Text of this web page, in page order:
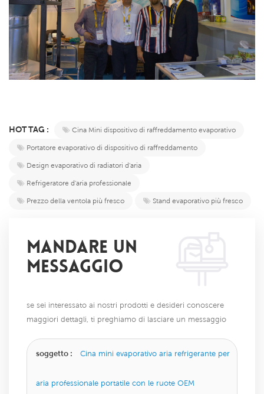
HOT TAG :
Cina Mini dispositivo di raffreddamento evaporativo
Portatore evaporativo di dispositivo di raffreddamento
Design evaporativo di radiatori d'aria
Refrigeratore d'aria professionale
Prezzo della ventola più fresco
Stand evaporativo più fresco
MANDARE UN
MESSAGGIO
se sei interessato ai nostri prodotti e desideri conoscere
maggiori dettagli, ti preghiamo di lasciare un messaggio
soggetto : Cina mini evaporativo aria refrigerante per
aria professionale portatile con le ruote OEM